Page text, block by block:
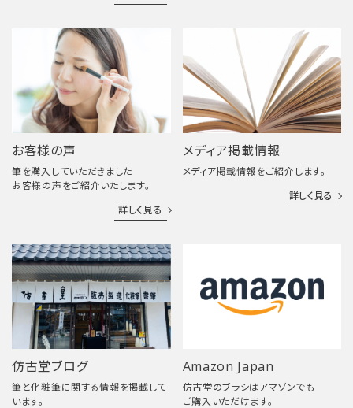
お客様の声
筆を購入していただきました
お客様の声をご紹介いたします。
詳しく見る
メディア掲載情報
メディア掲載情報をご紹介します。
詳しく見る
仿古堂ブログ
筆と化粧筆に関する情報を掲載して
います。
Amazon Japan
仿古堂のブラシはアマゾンでも
ご購入いただけます。